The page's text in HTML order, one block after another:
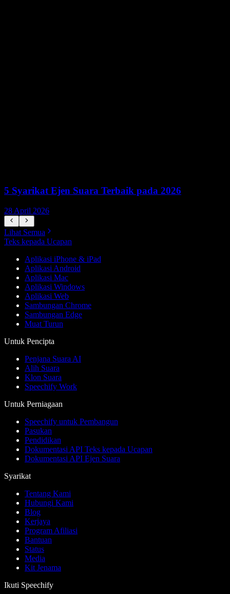
5 Syarikat Ejen Suara Terbaik pada 2026
28 April 2026
Lihat Semua
Teks kepada Ucapan
Aplikasi iPhone & iPad
Aplikasi Android
Aplikasi Mac
Aplikasi Windows
Aplikasi Web
Sambungan Chrome
Sambungan Edge
Muat Turun
Untuk Pencipta
Penjana Suara AI
Alih Suara
Klon Suara
Speechify Work
Untuk Perniagaan
Speechify untuk Pembangun
Pasukan
Pendidikan
Dokumentasi API Teks kepada Ucapan
Dokumentasi API Ejen Suara
Syarikat
Tentang Kami
Hubungi Kami
Blog
Kerjaya
Program Afiliasi
Bantuan
Status
Media
Kit Jenama
Ikuti Speechify